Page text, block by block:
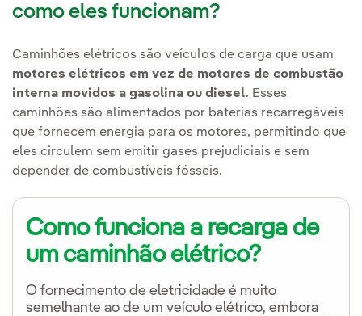
como eles funcionam?
Caminhões elétricos são veículos de carga que usam
motores elétricos em vez de motores de combustão
interna movidos a gasolina ou diesel. Esses
caminhões são alimentados por baterias recarregáveis
que fornecem energia para os motores, permitindo que
eles circulem sem emitir gases prejudiciais e sem
depender de combustíveis fósseis.
Como funciona a recarga de
um caminhão elétrico?
O fornecimento de eletricidade é muito
semelhante ao de um veículo elétrico, embora